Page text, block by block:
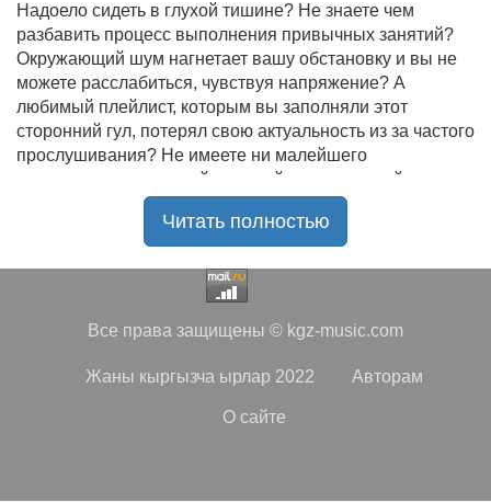
Надоело сидеть в глухой тишине? Не знаете чем
разбавить процесс выполнения привычных занятий?
Окружающий шум нагнетает вашу обстановку и вы не
можете расслабиться, чувствуя напряжение? А
любимый плейлист, которым вы заполняли этот
сторонний гул, потерял свою актуальность из за частого
прослушивания? Не имеете ни малейшего
представления, где найти новый качественный контент
на замену старому? В таком случае вы обратились по
радостью приветствует своих старых и новых
чудесную подборку самых лучших песен всех времён
старых и новых треков, самые востребованные и
популярные композиции отечественных и зарубежных
Читать полностью
Все права защищены © kgz-music.com
Жаны кыргызча ырлар 2022 Авторам
О сайте